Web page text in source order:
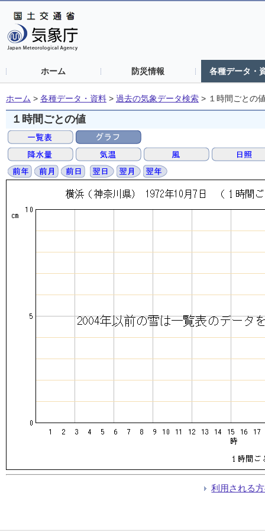
ホーム 防災情報 各種データ・
ホーム > 各種データ・資料 > 過去の気象データ検索 > １時間ごとの
１時間ごとの値
利用される